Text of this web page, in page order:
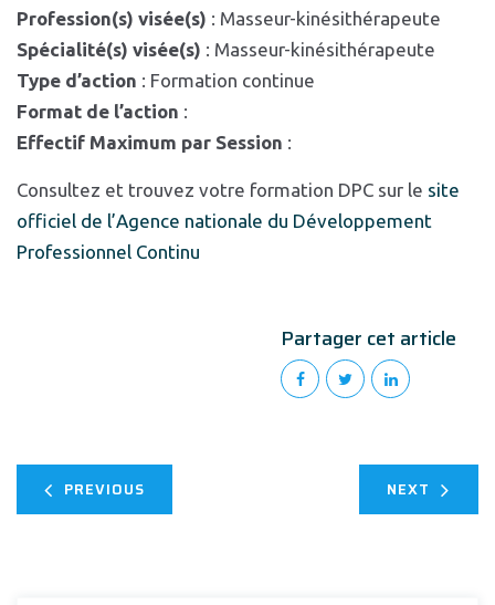
Profession(s) visée(s) : Masseur-kinésithérapeute
Spécialité(s) visée(s) : Masseur-kinésithérapeute
Type d’action : Formation continue
Format de l’action :
Effectif Maximum par Session :
Consultez et trouvez votre formation DPC sur le site
officiel de l’Agence nationale du Développement
Professionnel Continu
Partager cet article
PREVIOUS NEXT